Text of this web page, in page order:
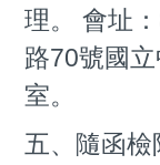
理。 會址
路70號國
室。
五、隨函